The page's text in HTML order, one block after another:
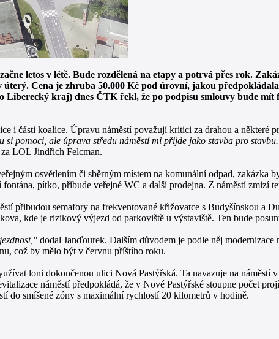
letos v létě. Bude rozdělená na etapy a potrvá přes rok.
úterý. Cena je zhruba 50.000 Kč pod úrovní, jakou
kraj) dnes ČTK řekl, že po podpisu smlouvy bude mít
i části koalice. Úpravu náměstí považují kritici za drahou a některé
si pomoci, ale úprava středu náměstí mi přijde jako stavba pro
LOL Jindřich Felcman.
osvětlením či sběrným místem na komunální odpad, zakázka
pítko, přibude veřejné WC a další prodejna. Z náměstí
přibudou semafory na frekventované křižovatce s Budyšínskou a
kde je rizikový výjezd od parkoviště u výstaviště. Ten bude
dodal Janďourek. Dalším důvodem je podle něj
což by mělo být v červnu příštího roku.
loni dokončenou ulici Nová Pastýřská. Ta navazuje na náměstí
náměstí předpokládá, že v Nové Pastýřské stoupne počet
do smíšené zóny s maximální rychlostí 20 kilometrů v hodině.